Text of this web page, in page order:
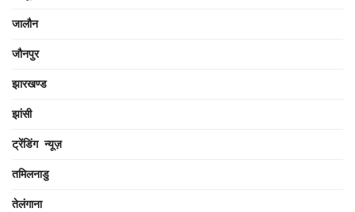
जालौन
जौनपुर
झारखण्ड
झांसी
ट्रेंडिंग न्यूज़
तमिलनाडु
तेलंगाना